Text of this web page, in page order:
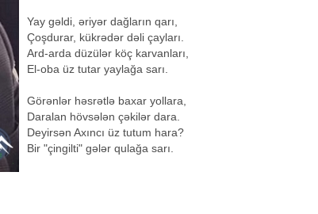
Yay gəldi, əriyər dağların qarı,
Çoşdurar, kükrədər dəli çayları.
Ard-arda düzülər köç karvanları,
El-oba üz tutar yaylağa sarı.
Görənlər həsrətlə baxar yollara,
Daralan hövsələn çəkilər dara.
Deyirsən Axıncı üz tutum hara?
Bir "çingilti" gələr qulağa sarı.